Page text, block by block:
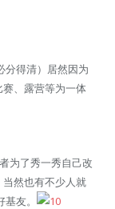
分得清）居然因为
赛、露营等为一体
为了秀一秀自己改
然也有不少人就
友。